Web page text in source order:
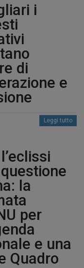
i
di
e
Leggi tutto
la
per
e una
Quadro